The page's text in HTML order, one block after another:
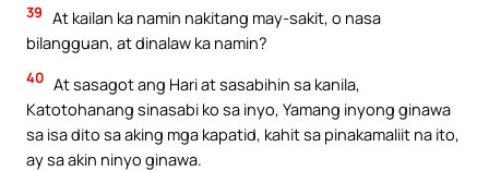
39 At kailan ka namin nakitang may-sakit, o nasa
bilangguan, at dinalaw ka namin?
40 At sasagot ang Hari at sasabihin sa kanila,
Katotohanang sinasabi ko sa inyo, Yamang inyong ginawa
sa isa dito sa aking mga kapatid, kahit sa pinakamaliit na ito,
ay sa akin ninyo ginawa.